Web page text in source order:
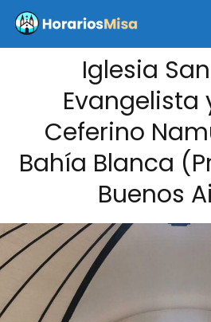
Iglesia
Evangelista
Ceferino
Bahía Blanca
Buenos